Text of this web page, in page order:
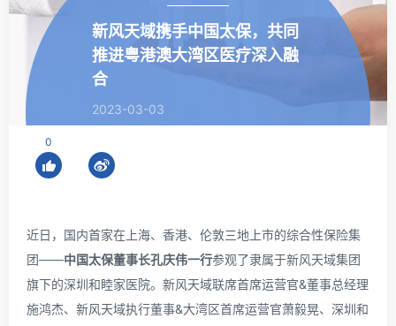
新风天域携手中国太保，共同
推进粤港澳大湾区医疗深入融
合
2023-03-03
0
近日，国内首家在上海、香港、伦敦三地上市的综合性保险集
团——中国太保董事长孔庆伟一行参观了隶属于新风天域集团
旗下的深圳和睦家医院。新风天域联席首席运营官&董事总经理
施鸿杰、新风天域执行董事&大湾区首席运营官萧毅晃、深圳和